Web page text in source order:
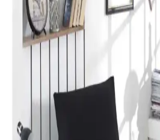
Karaca Home Lavin %100
Nevresim Takımı Modern ve
Karaca Home’un Lavin nevresim
Adaçayı rengi ve modern tasarımıyla
rahatlık katıyor. Uzun ömürlü ve kolay
Özdilek Colormix ve Valoroso
Takımları Karşılaştırması